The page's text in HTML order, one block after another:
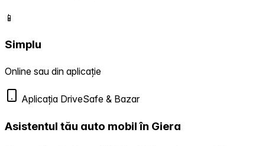
📱
Simplu
Online sau din aplicație
Aplicația DriveSafe & Bazar
Asistentul tău auto mobil în Giera